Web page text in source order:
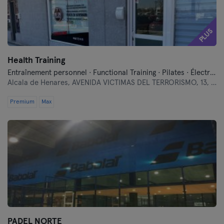
PLUS
Health Training
Entraînement personnel · Functional Training · Pilates · Électrostimulation (EMS)
Alcala de Henares, AVENIDA VICTIMAS DEL TERRORISMO, 13, LOCAL 2
Premium Max
PADEL NORTE